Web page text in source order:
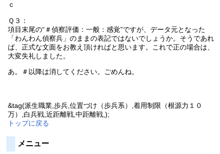
ｃ
Ｑ３：
項目末尾の“＃偵察評価：一般：感覚”ですが、データ元となった
「わんわん偵察兵」のままの表記ではないでしょうか。そうであれ
ば、正式な文面をお教え頂ければと思います。これで正の場合は、
大変失礼しました。
あ。＃以降は消してください。ごめんね。
&tag(派生職業,歩兵,位置づけ（歩兵系）,着用制限（根源力１０
万）,白兵戦,近距離戦,中距離戦,);
トップに戻る
メニュー